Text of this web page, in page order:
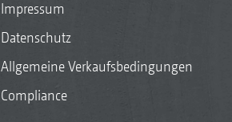
Impressum
Datenschutz
Allgemeine Verkaufsbedingungen
Compliance